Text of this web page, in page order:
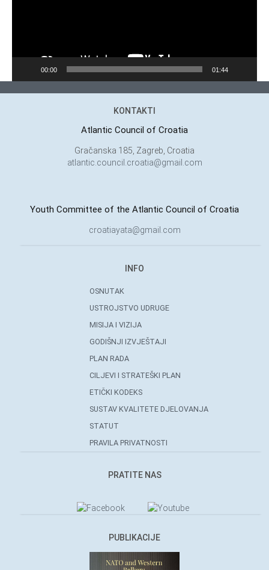
00:00 01:44
KONTAKTI
Atlantic Council of Croatia
Gračanska 185, Zagreb, Croatia
atlantic.council.croatia@gmail.com
Youth Committee of the Atlantic Council of Croatia
croatiayata@gmail.com
INFO
OSNUTAK
USTROJSTVO UDRUGE
MISIJA I VIZIJA
GODIŠNJI IZVJEŠTAJI
PLAN RADA
CILJEVI I STRATEŠKI PLAN
ETIČKI KODEKS
SUSTAV KVALITETE DJELOVANJA
STATUT
PRAVILA PRIVATNOSTI
PRATITE NAS
PUBLIKACIJE